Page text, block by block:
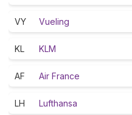
VY Vueling
KL KLM
AF Air France
LH Lufthansa